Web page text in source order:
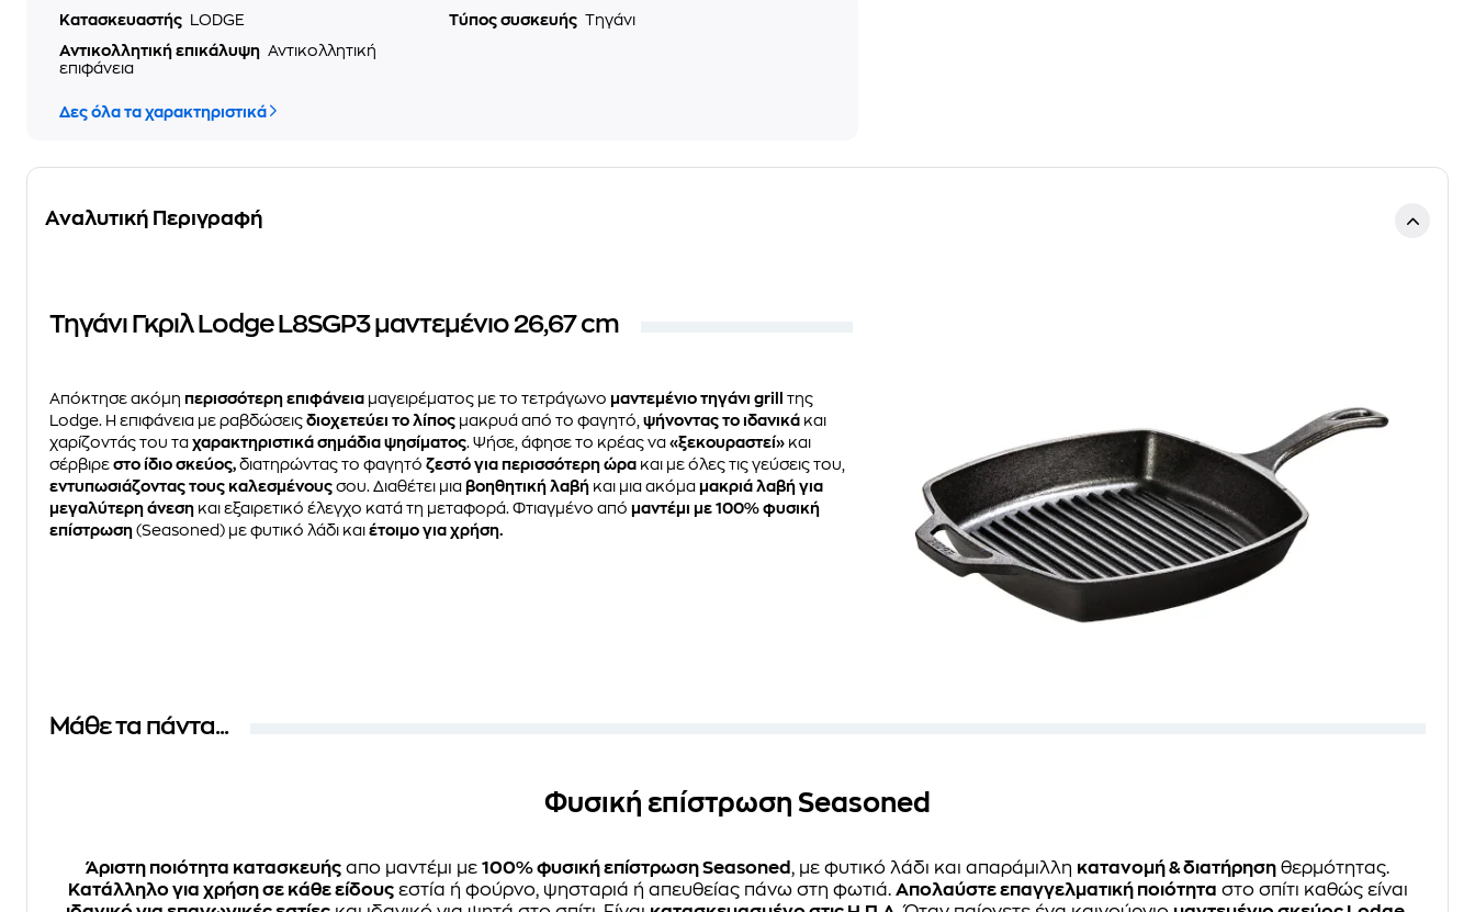
Κατασκευαστής LODGE Τύπος συσκευής Τηγάνι
Αντικολλητική επικάλυψη Αντικολλητική
επιφάνεια
Δες όλα τα χαρακτηριστικά
Αναλυτική Περιγραφή
Τηγάνι Γκριλ Lodge L8SGP3 μαντεμένιο 26,67 cm
Απόκτησε ακόμη περισσότερη επιφάνεια μαγειρέματος με το τετράγωνο μαντεμένιο τηγάνι grill
της
Lodge. Η επιφάνεια με ραβδώσεις διοχετεύει το λίπος μακρυά από το φαγητό, ψήνοντας το ιδανικά και
χαρίζοντάς του τα χαρακτηριστικά σημάδια ψησίματος. Ψήσε, άφησε το κρέας να «ξεκουραστεί» και
σέρβιρε στο ίδιο σκεύος, διατηρώντας το φαγητό ζεστό για περισσότερη ώρα και με όλες τις γεύσεις του,
εντυπωσιάζοντας τους καλεσμένους σου. Διαθέτει μια βοηθητική λαβή και μια ακόμα μακριά λαβή για
μεγαλύτερη άνεση και εξαιρετικό έλεγχο κατά τη μεταφορά. Φτιαγμένο από μαντέμι με 100% φυσική
επίστρωση (Seasoned) με φυτικό λάδι και έτοιμο για χρήση.
Μάθε τα πάντα...
Φυσική επίστρωση Seasoned
Άριστη ποιότητα κατασκευής απο μαντέμι με 100% φυσική επίστρωση Seasoned, με φυτικό λάδι και απαράμιλλη κατανομή & διατήρηση θερμότητας.
Κατάλληλο για χρήση σε κάθε είδουςεστία ή φούρνο, ψησταριά ή απευθείας πάνω στη φωτιά. Απολαύστε επαγγελματική ποιότητα στο σπίτι καθώς είναι